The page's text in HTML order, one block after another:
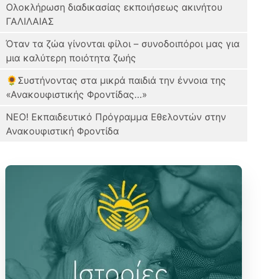
Ολοκλήρωση διαδικασίας εκποιήσεως ακινήτου
ΓΑΛΙΛΑΙΑΣ
Όταν τα ζώα γίνονται φίλοι – συνοδοιπόροι μας για
μια καλύτερη ποιότητα ζωής
🌻Συστήνοντας στα μικρά παιδιά την έννοια της
«Ανακουφιστικής Φροντίδας…»
ΝΕΟ! Εκπαιδευτικό Πρόγραμμα Εθελοντών στην
Ανακουφιστική Φροντίδα